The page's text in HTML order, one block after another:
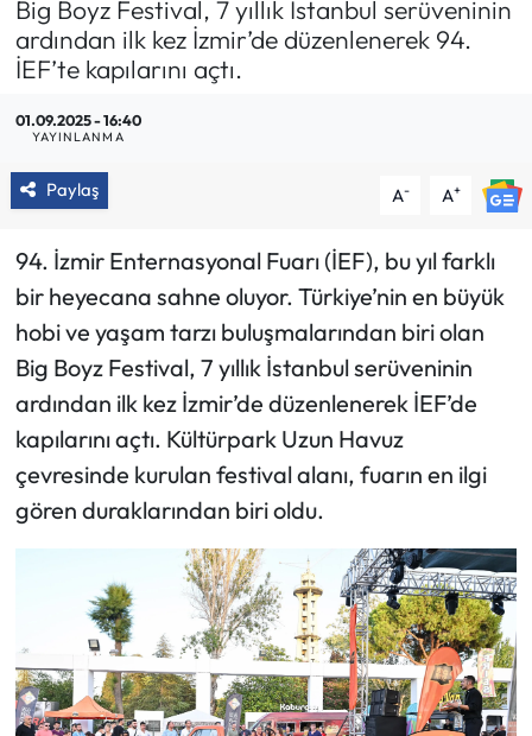
Big Boyz Festival, 7 yıllık İstanbul serüveninin
ardından ilk kez İzmir’de düzenlenerek 94.
İEF’te kapılarını açtı.
01.09.2025 - 16:40
YAYINLANMA
Paylaş A- A+
94. İzmir Enternasyonal Fuarı (İEF), bu yıl farklı
bir heyecana sahne oluyor. Türkiye’nin en büyük
hobi ve yaşam tarzı buluşmalarından biri olan
Big Boyz Festival, 7 yıllık İstanbul serüveninin
ardından ilk kez İzmir’de düzenlenerek İEF’de
kapılarını açtı. Kültürpark Uzun Havuz
çevresinde kurulan festival alanı, fuarın en ilgi
gören duraklarından biri oldu.